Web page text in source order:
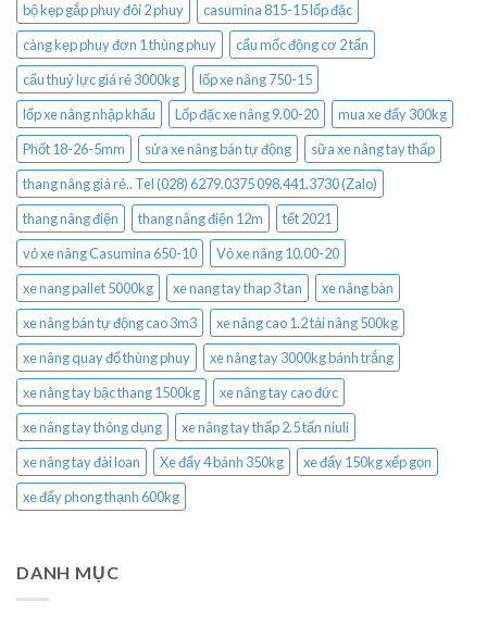
bộ kẹp gắp phuy đôi 2 phuy
casumina 815-15 lốp đặc
càng kẹp phuy đơn 1 thùng phuy
cẩu mốc động cơ 2 tấn
cẩu thuỷ lực giá rẻ 3000kg
lốp xe nâng 750-15
lốp xe nâng nhập khẩu
Lốp đặc xe nâng 9.00-20
mua xe đẩy 300kg
Phốt 18-26-5mm
sửa xe nâng bán tự động
sữa xe nâng tay thấp
thang nâng giá rẻ.. Tel (028) 6279.0375 098.441.3730 (Zalo)
thang nâng điện
thang nâng điện 12m
tết 2021
vỏ xe nâng Casumina 650-10
Vỏ xe nâng 10.00-20
xe nang pallet 5000kg
xe nang tay thap 3 tan
xe nâng bàn
xe nâng bán tự động cao 3m3
xe nâng cao 1.2 tải nâng 500kg
xe nâng quay đổ thùng phuy
xe nâng tay 3000kg bánh trắng
xe nâng tay bậc thang 1500kg
xe nâng tay cao đức
xe nâng tay thông dụng
xe nâng tay thấp 2.5 tấn niuli
xe nâng tay đài loan
Xe đẩy 4 bánh 350kg
xe đẩy 150kg xếp gọn
xe đẩy phong thạnh 600kg
DANH MỤC